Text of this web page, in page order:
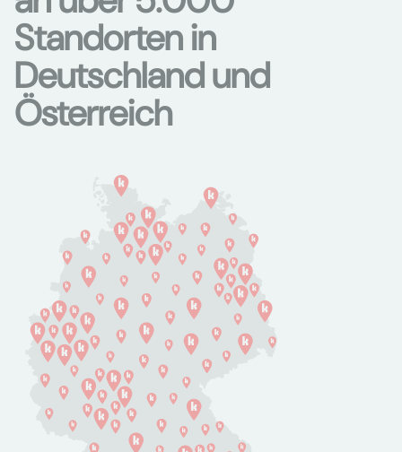
Standorten in
Deutschland und
Österreich